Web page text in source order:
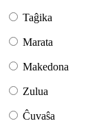
Taĝika
Marata
Makedona
Zulua
Ĉuvaŝa